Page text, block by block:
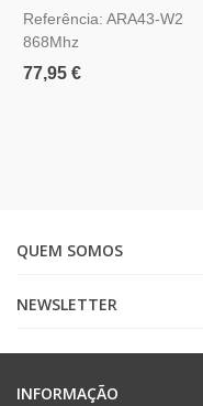
Referência: ARA43-W2
868Mhz
77,95 €
QUEM SOMOS
NEWSLETTER
INFORMAÇÃO